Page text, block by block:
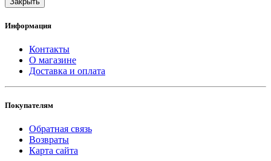
Информация
Контакты
О магазине
Доставка и оплата
Покупателям
Обратная связь
Возвраты
Карта сайта